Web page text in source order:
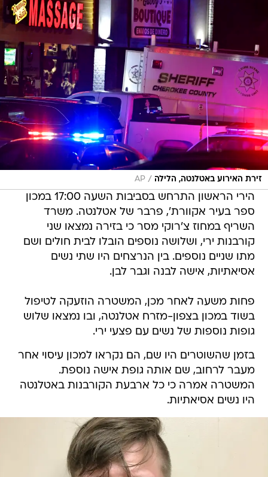
זירת האירוע באטלנטה, הלילה /
AP
הירי הראשון התרחש בסביבות השעה 17:00 במכון
ספר בעיר אקוורת', פרבר של אטלנטה. משרד
השריף במחוז צ'רוקי מסר כי בזירה נמצאו שני
קורבנות ירי, ושלושה נוספים הובלו לבית חולים ושם
מתו שניים נוספים. בין הנרצחים היו שתי נשים
אסיאתיות, אישה לבנה וגבר לבן.
פחות משעה לאחר מכן, המשטרה הוזעקה לטיפול
בשוד במכון בצפון-מזרח אטלנטה, ובו נמצאו שלוש
גופות נוספות של נשים עם פצעי ירי.
בזמן שהשוטרים היו שם, הם נקראו למכון עיסוי אחר
מעבר לרחוב, שם אותה גופת אישה נוספת.
המשטרה אמרה כי כל ארבעת הקורבנות באטלנטה
היו נשים אסיאתיות.